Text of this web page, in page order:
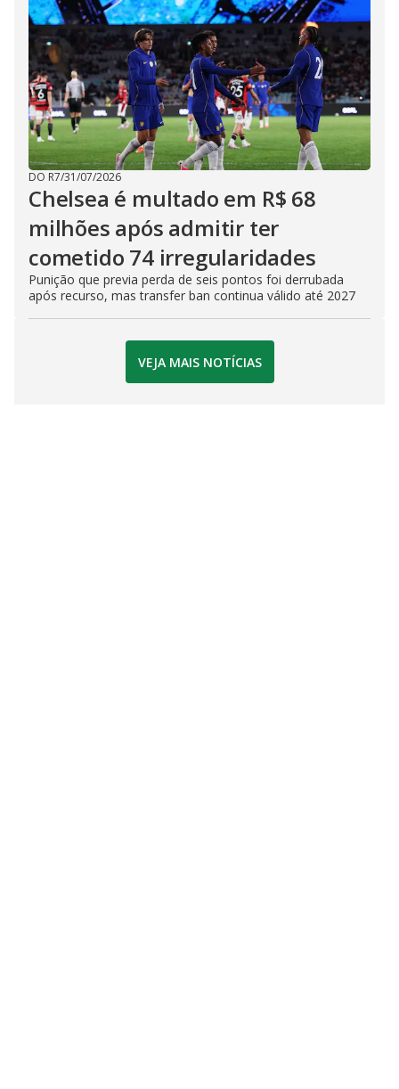
DO R7/31/07/2026
Chelsea é multado em R$ 68
milhões após admitir ter
cometido 74 irregularidades
Punição que previa perda de seis pontos foi derrubada
após recurso, mas transfer ban continua válido até 2027
VEJA MAIS NOTÍCIAS